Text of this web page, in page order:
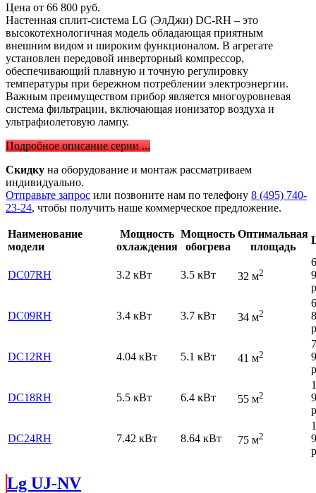
Цена от 66 800 руб.
Настенная сплит-система LG (ЭлДжи) DC-RH – это
высокотехнологичная модель обладающая приятным
внешним видом и широким функционалом. В агрегате
установлен передовой инверторный компрессор,
обеспечивающий плавную и точную регулировку
температуры при бережном потреблении электроэнергии.
Важным преимуществом прибор является многоуровневая
система фильтрации, включающая ионизатор воздуха и
ультрафиолетовую лампу.
Подробное описание серии ...
Скидку на оборудование и монтаж рассматриваем
индивидуально.
Отправьте запрос или позвоните нам по телефону 8 (495) 740-
23-24, чтобы получить наше коммерческое предложение.
Наименование
модели
Мощность
охлаждения
Мощность
обогрева
Оптимальная
площадь
DC07RH 3.2 кВт 3.5 кВт 32 м2
DC09RH 3.4 кВт 3.7 кВт 34 м2
DC12RH 4.04 кВт 5.1 кВт 41 м2
DC18RH 5.5 кВт 6.4 кВт 55 м2
DC24RH 7.42 кВт 8.64 кВт 75 м2
Lg UJ-NV